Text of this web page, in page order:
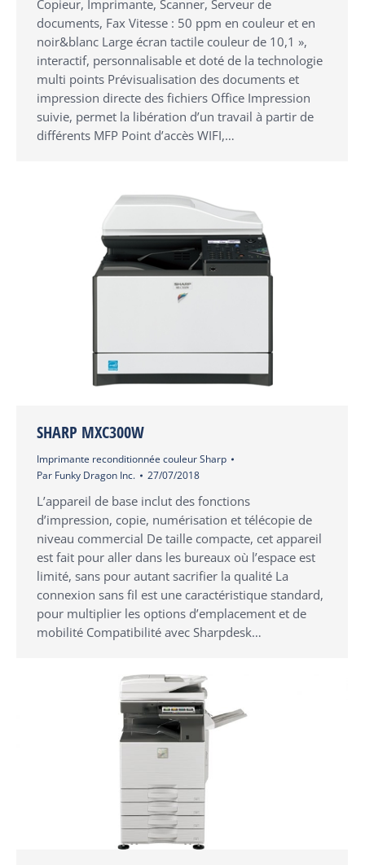
Copieur, Imprimante, Scanner, Serveur de
documents, Fax Vitesse : 50 ppm en couleur et en
noir&blanc Large écran tactile couleur de 10,1 »,
interactif, personnalisable et doté de la technologie
multi points Prévisualisation des documents et
impression directe des fichiers Office Impression
suivie, permet la libération d’un travail à partir de
différents MFP Point d’accès WIFI,…
SHARP MXC300W
Imprimante reconditionnée couleur Sharp
Par Funky Dragon Inc. 27/07/2018
L’appareil de base inclut des fonctions
d’impression, copie, numérisation et télécopie de
niveau commercial De taille compacte, cet appareil
est fait pour aller dans les bureaux où l’espace est
limité, sans pour autant sacrifier la qualité La
connexion sans fil est une caractéristique standard,
pour multiplier les options d’emplacement et de
mobilité Compatibilité avec Sharpdesk…